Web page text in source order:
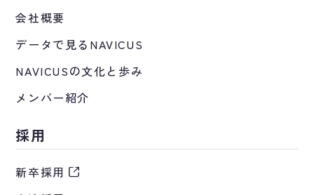
会社概要
データで見るNAVICUS
NAVICUSの文化と歩み
メンバー紹介
採用
新卒採用